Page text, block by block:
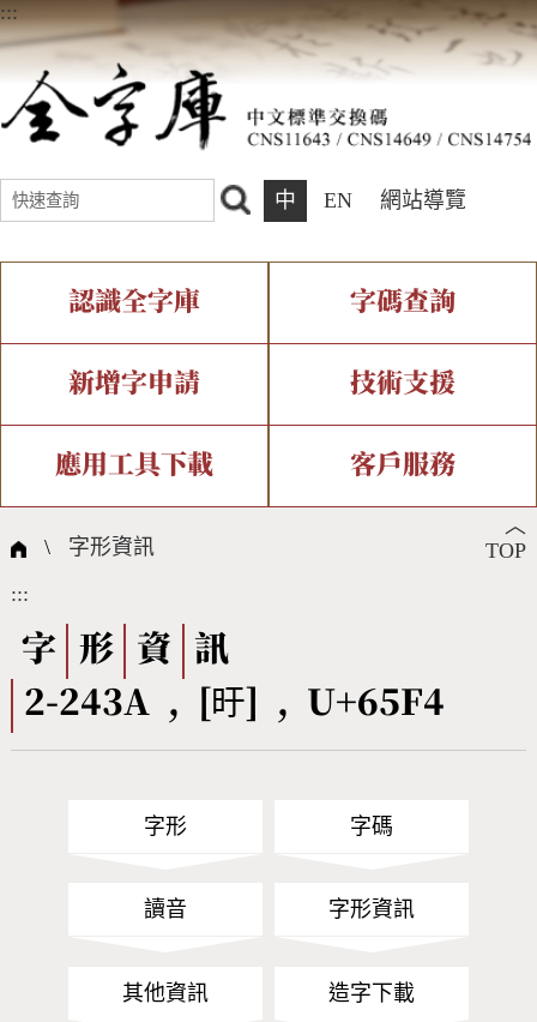
:::
中 EN 網站導覽
認識全字庫
全字庫介紹 全字庫現況
中文碼介紹 專有名詞介紹
國際字碼相關組織
字碼查詢
IDS查詢 部件查詢
複合查詢 注音查詢
筆畫查詢
筆順序查詢
CNS查詢 Unicode查詢
新增字申請
新字申請處理流程
技術支援
字形即時顯示 造字解決方案
全字庫授權 轉碼Web Service
應用工具下載
個人電腦造字處理工具
字形下載
客戶服務
問題集
熱門查詢統計
︿
TOP
\ 字形資訊
:::
字 形 資
訊
2-243A , [旴] , U+65F4
字形 字碼
讀音 字形資訊
其他資訊 造字下載